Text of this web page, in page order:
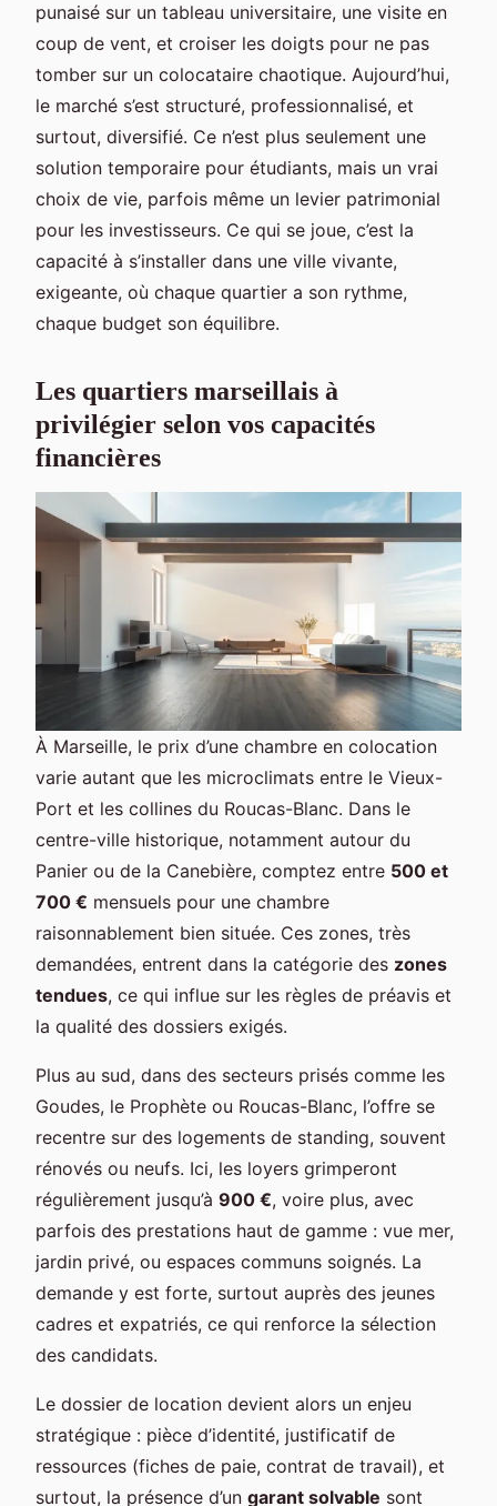
punaisé sur un tableau universitaire, une visite en
coup de vent, et croiser les doigts pour ne pas
tomber sur un colocataire chaotique. Aujourd’hui,
le marché s’est structuré, professionnalisé, et
surtout, diversifié. Ce n’est plus seulement une
solution temporaire pour étudiants, mais un vrai
choix de vie, parfois même un levier patrimonial
pour les investisseurs. Ce qui se joue, c’est la
capacité à s’installer dans une ville vivante,
exigeante, où chaque quartier a son rythme,
chaque budget son équilibre.
Les quartiers marseillais à
privilégier selon vos capacités
financières
À Marseille, le prix d’une chambre en colocation
varie autant que les microclimats entre le Vieux-
Port et les collines du Roucas-Blanc. Dans le
centre-ville historique, notamment autour du
Panier ou de la Canebière, comptez entre 500 et
700 € mensuels pour une chambre
raisonnablement bien située. Ces zones, très
demandées, entrent dans la catégorie des zones
tendues, ce qui influe sur les règles de préavis et
la qualité des dossiers exigés.
Plus au sud, dans des secteurs prisés comme les
Goudes, le Prophète ou Roucas-Blanc, l’offre se
recentre sur des logements de standing, souvent
rénovés ou neufs. Ici, les loyers grimperont
régulièrement jusqu’à 900 €, voire plus, avec
parfois des prestations haut de gamme : vue mer,
jardin privé, ou espaces communs soignés. La
demande y est forte, surtout auprès des jeunes
cadres et expatriés, ce qui renforce la sélection
des candidats.
Le dossier de location devient alors un enjeu
stratégique : pièce d’identité, justificatif de
ressources (fiches de paie, contrat de travail), et
surtout, la présence d’un garant solvable sont